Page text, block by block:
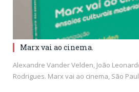
Marx vai ao cinema.
Alexandre Vander Velden, João
Rodrigues. Marx vai ao cinema, São